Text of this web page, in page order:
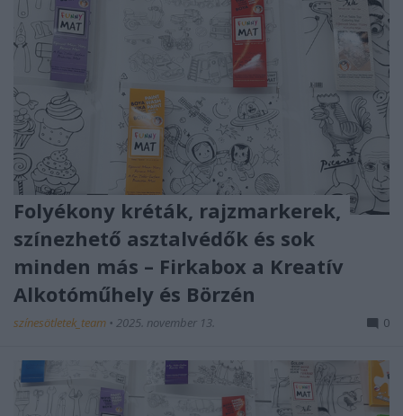
Folyékony kréták, rajzmarkerek,
színezhető asztalvédők és sok
minden más – Firkabox a Kreatív
Alkotóműhely és Börzén
színesötletek_team • 2025. november 13. 0